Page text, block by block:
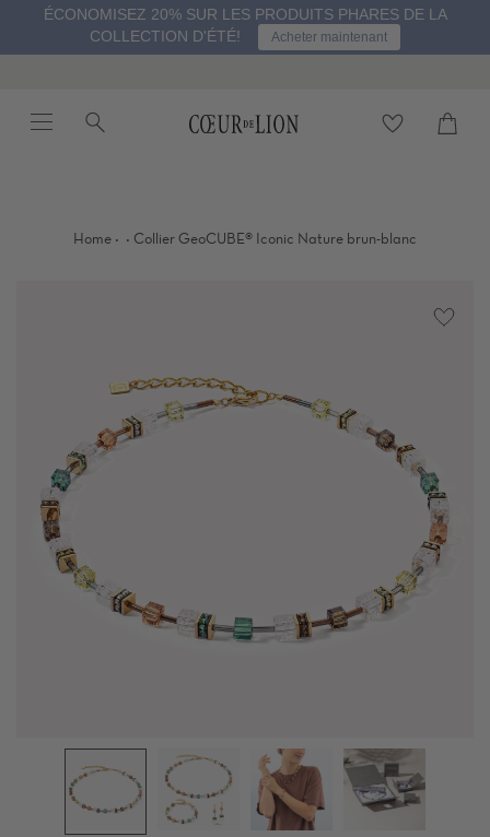
ÉCONOMISEZ 20% SUR LES PRODUITS PHARES DE LA
COLLECTION D'ÉTÉ!
Acheter maintenant
Home · · Collier GeoCUBE® Iconic Nature brun-blanc